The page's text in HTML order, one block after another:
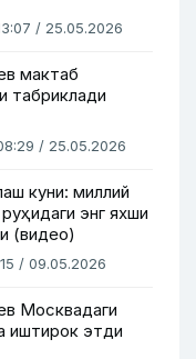
/ 25.05.2026
мактаб
табриклади
/ 25.05.2026
куни: миллий
энг яхши
(видео)
/ 09.05.2026
Москвадаги
иштирок этди